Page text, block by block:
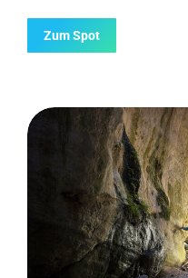
Zum Spot